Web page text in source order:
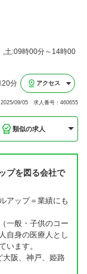
,土:09時00分～14時00
20分 アクセス
2025/09/05 求人番号：460655
類似の求人
プを図る会社で
アップ＝業績にも
一般・子供のコー
自身の医療人とし
います。
大阪、神戸、姫路